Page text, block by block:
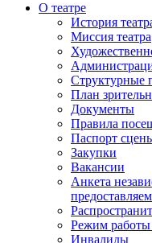
О театре
История
Миссия театра
Структурные
План
Документы
Правила
Паспорт
Закупки
Вакансии
Анкета
Режим работы
Инвалиды